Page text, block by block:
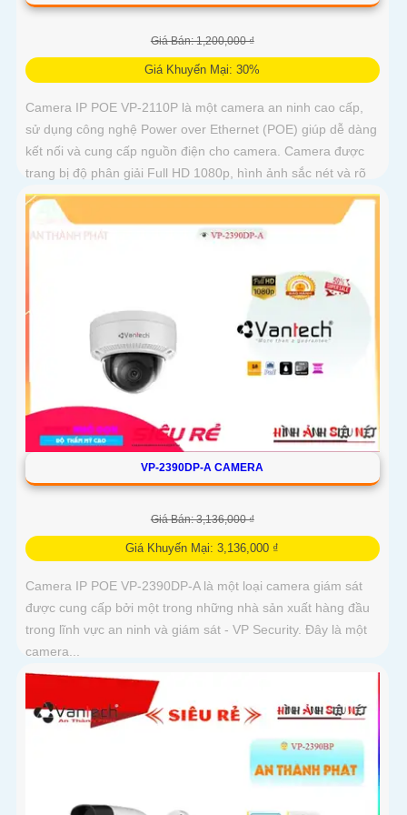
Giá Bán: 1,200,000 ₫
Giá Khuyến Mại: 30%
Camera IP POE VP-2110P là một camera an ninh cao cấp,
sử dụng công nghệ Power over Ethernet (POE) giúp dễ dàng
kết nối và cung cấp nguồn điện cho camera. Camera được
trang bị độ phân giải Full HD 1080p, hình ảnh sắc nét và rõ
ràng
VP-2390DP-A CAMERA
Giá Bán: 3,136,000 ₫
Giá Khuyến Mại: 3,136,000 ₫
Camera IP POE VP-2390DP-A là một loại camera giám sát
được cung cấp bởi một trong những nhà sản xuất hàng đầu
trong lĩnh vực an ninh và giám sát - VP Security. Đây là một
camera...